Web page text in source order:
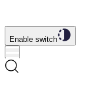
Enable switch